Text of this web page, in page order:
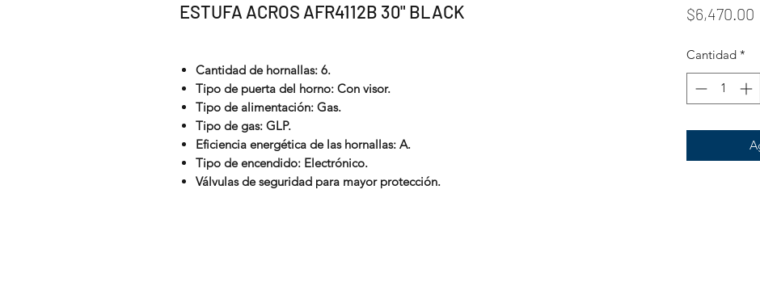
ESTUFA ACROS AFR4112B 30" BLACK
Cantidad de hornallas: 6.
Tipo de puerta del horno: Con visor.
Tipo de alimentación: Gas.
Tipo de gas: GLP.
Eficiencia energética de las hornallas: A.
Tipo de encendido: Electrónico.
Válvulas de seguridad para mayor protección.
$6,470.00
Cantidad *